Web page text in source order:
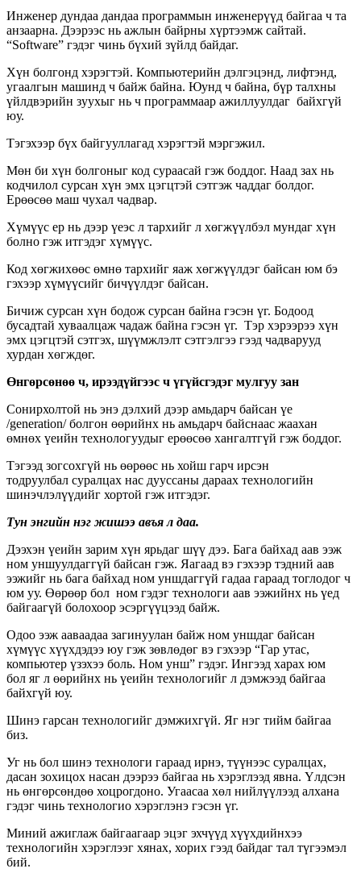
Инженер дундаа дандаа программын инженерүүд байгаа ч та
анзаарна. Дээрээс нь ажлын байрны хүртээмж сайтай.
“Software” гэдэг чинь бүхий зүйлд байдаг.
Хүн болгонд хэрэгтэй. Компьютерийн дэлгэцэнд, лифтэнд,
угаалгын машинд ч байж байна. Юунд ч байна, бүр талхны
үйлдвэрийн зуухыг нь ч программаар ажиллуулдаг байхгүй
юу.
Тэгэхээр бүх байгууллагад хэрэгтэй мэргэжил.
Мөн би хүн болгоныг код сураасай гэж боддог. Наад зах нь
кодчилол сурсан хүн эмх цэгцтэй сэтгэж чаддаг болдог.
Ерөөсөө маш чухал чадвар.
Хүмүүс ер нь дээр үеэс л тархийг л хөгжүүлбэл мундаг хүн
болно гэж итгэдэг хүмүүс.
Код хөгжихөөс өмнө тархийг яаж хөгжүүлдэг байсан юм бэ
гэхээр хүмүүсийг бичүүлдэг байсан.
Бичиж сурсан хүн бодож сурсан байна гэсэн үг. Бодоод
бусадтай хуваалцаж чадаж байна гэсэн үг. Тэр хэрээрээ хүн
эмх цэгцтэй сэтгэх, шүүмжлэлт сэтгэлгээ гээд чадварууд
хурдан хөгждөг.
Өнгөрсөнөө ч, ирээдүйгээс ч үгүйсгэдэг мулгуу зан
Сонирхолтой нь энэ дэлхий дээр амьдарч байсан үе
/generation/ болгон өөрийнх нь амьдарч байснаас жаахан
өмнөх үеийн технологуудыг ерөөсөө хангалтгүй гэж боддог.
Тэгээд зогсохгүй нь өөрөөс нь хойш гарч ирсэн
тодруулбал суралцах нас дууссаны дараах технологийн
шинэчлэлүүдийг хортой гэж итгэдэг.
Тун энгийн нэг жишээ авъя л даа.
Дээхэн үеийн зарим хүн ярьдаг шүү дээ. Бага байхад аав ээж
ном уншуулдаггүй байсан гэж. Яагаад вэ гэхээр тэдний аав
ээжийг нь бага байхад ном уншдаггүй гадаа гараад тоглодог ч
юм уу. Өөрөөр бол ном гэдэг технологи аав ээжийнх нь үед
байгаагүй болохоор эсэргүүцээд байж.
Одоо ээж ааваадаа загинуулан байж ном уншдаг байсан
хүмүүс хүүхдэдээ юу гэж зөвлөдөг вэ гэхээр “Гар утас,
компьютер үзэхээ боль. Ном унш” гэдэг. Ингээд харах юм
бол яг л өөрийнх нь үеийн технологийг л дэмжээд байгаа
байхгүй юу.
Шинэ гарсан технологийг дэмжихгүй. Яг нэг тийм байгаа
биз.
Уг нь бол шинэ технологи гараад ирнэ, түүнээс суралцах,
дасан зохицох насан дээрээ байгаа нь хэрэглээд явна. Үлдсэн
нь өнгөрсөндөө хоцрогдоно. Угаасаа хөл нийлүүлээд алхана
гэдэг чинь технологио хэрэглэнэ гэсэн үг.
Миний ажиглаж байгаагаар эцэг эхчүүд хүүхдийнхээ
технологийн хэрэглээг хянах, хорих гээд байдаг тал түгээмэл
бий.